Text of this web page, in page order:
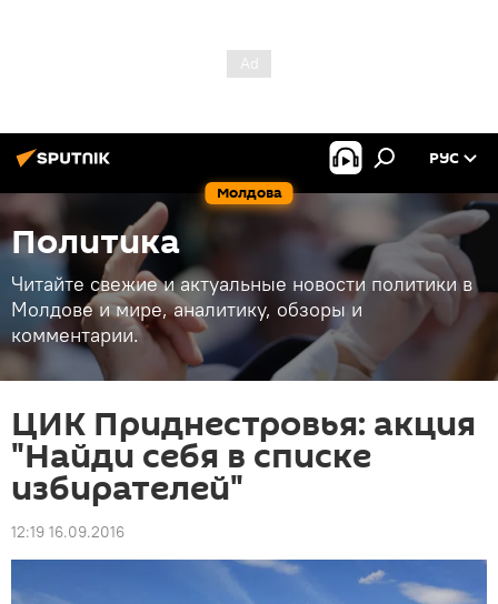
Молдова
РУС
Политика
Читайте свежие и актуальные новости политики в
Молдове и мире, аналитику, обзоры и
комментарии.
ЦИК Приднестровья: акция
"Найди себя в списке
избирателей"
12:19 16.09.2016